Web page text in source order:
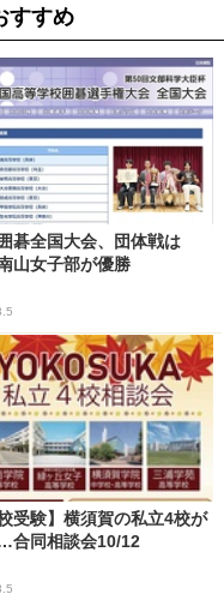
すすめ
碁全国大会、団体戦は
山女子部が優勝
校受験】横須賀の私立4校が
合同相談会10/12